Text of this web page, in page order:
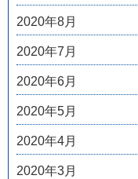
2020年8月
2020年7月
2020年6月
2020年5月
2020年4月
2020年3月